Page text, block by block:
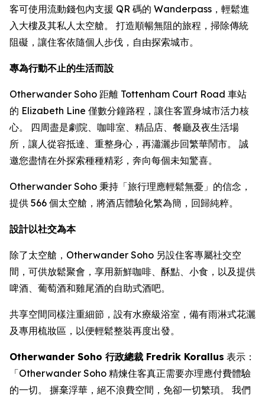
客可使用流動錢包內支援 QR 碼的 Wanderpass，輕鬆進
入大樓及其私人太空艙。 打造順暢無阻的旅程，掃除傳統
阻礙，讓住客依隨個人步伐，自由探索城市。
專為行動不止的生活而設
Otherwander Soho 距離 Tottenham Court Road 車站
的 Elizabeth Line 僅數分鐘路程，讓住客置身城市活力核
心。 四周盡是劇院、咖啡室、精品店、餐廳及夜生活場
所，讓人從容抵達、重整身心，再瀟灑步回繁華鬧市。 誠
邀您盡情在外探索種種精彩，奔向每個未知驚喜。
Otherwander Soho 秉持「旅行理應輕鬆無憂」的信念，
提供 566 個太空艙，將酒店體驗化繁為簡，回歸純粹。
設計以社交為本
除了太空艙，Otherwander Soho 另設住客專屬社交空
間，可供放鬆聚會，享用新鮮咖啡、酥點、小食，以及提供
啤酒、葡萄酒和雞尾酒的自助式酒吧。
共享空間同樣注重細節，設有水療級浴室，備有雨淋式花灑
及專用梳妝區，以便輕鬆整裝再度出發。
Otherwander Soho 行政總裁 Fredrik Korallus 表示：
「Otherwander Soho 精煉住客真正需要亦理應付費體驗
的一切。 摒棄浮華，絕不浪費空間，免卻一切繁瑣。 我們